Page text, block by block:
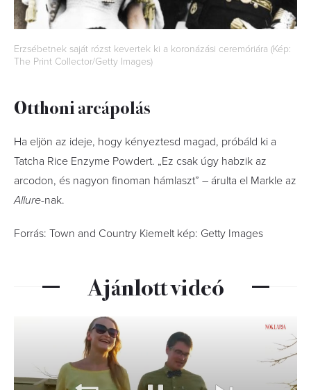
Erzsébetnek saját rózst kevertek ki a koronázási ceremóriára (Kép:
The Print Collector/Getty Images)
Otthoni arcápolás
Ha eljön az ideje, hogy kényeztesd magad, próbáld ki a
Tatcha Rice Enzyme Powdert. „Ez csak úgy habzik az
arcodon, és nagyon finoman hámlaszt” – árulta el Markle az
Allure-nak.
Forrás: Town and Country Kiemelt kép: Getty Images
Ajánlott videó